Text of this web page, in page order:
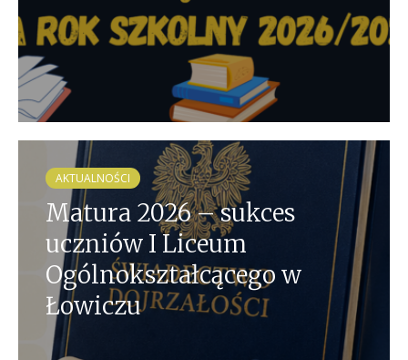
AKTUALNOŚCI
Matura 2026 – sukces
uczniów I Liceum
Ogólnokształcącego w
Łowiczu